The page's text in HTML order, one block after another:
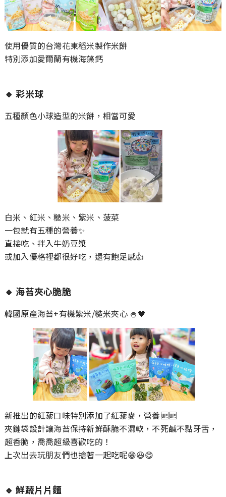
使用優質的台灣花東稻米製作米餅
特別添加愛爾蘭有機海藻鈣
🔹彩米球
五種顏色小球造型的米餅，相當可愛
白米、紅米、糙米、紫米、菠菜
一包就有五種的營養✨
直接吃、拌入牛奶豆漿
或加入優格裡都很好吃，還有飽足感👍
🔹海苔夾心脆脆
韓國原產海苔+有機紫米/糙米夾心 🍚🖤
新推出的紅藜口味特別添加了紅藜麥，營養🆙🆙
夾鏈袋設計讓海苔保持新鮮酥脆不濕軟，不死鹹不黏牙舌，
超香脆，喬喬超級喜歡吃的！
上次出去玩朋友們也搶著一起吃呢😁😆😋
🔹鮮蔬片片麵